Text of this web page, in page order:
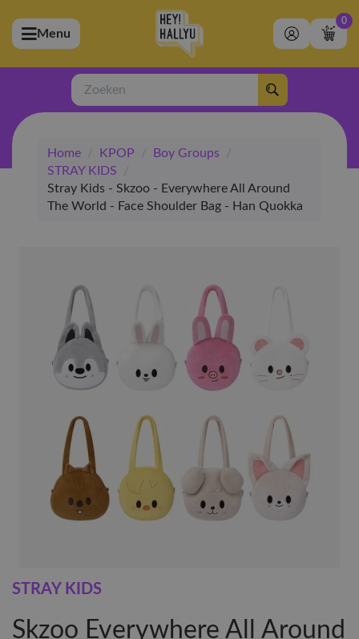
(Artiesten)
(Merchandise)
(Exclusive)
(Winkel)
Menu
0
Zoeken
Home / KPOP / Boy Groups
/
STRAY KIDS
/
Stray Kids - Skzoo - Everywhere All Around
The World - Face Shoulder Bag - Han Quokka
STRAY KIDS
Skzoo Everywhere All Around